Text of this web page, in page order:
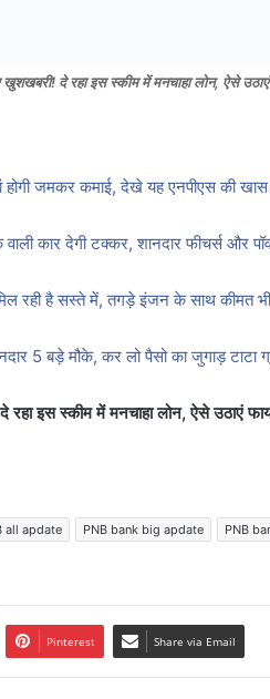
दे रहा इस स्कीम में मनचाहा लोन, ऐसे उठाएं
होगी जमकर कमाई, देखे यह एनपीएस की खास
वाली कार देगी टक्कर, शानदार फीचर्स
रही है सस्ते में, तगड़े इंजन के साथ कीमत
5 बड़े मौके, कर लो पैसो का जुगाड़
इस स्कीम में मनचाहा लोन, ऐसे उठाएं
all apdate PNB bank big apdate PNB
Pinterest Share via Email